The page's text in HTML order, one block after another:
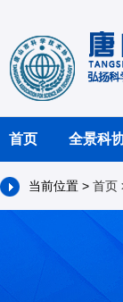
首页 全景科
当前位置 > 首页